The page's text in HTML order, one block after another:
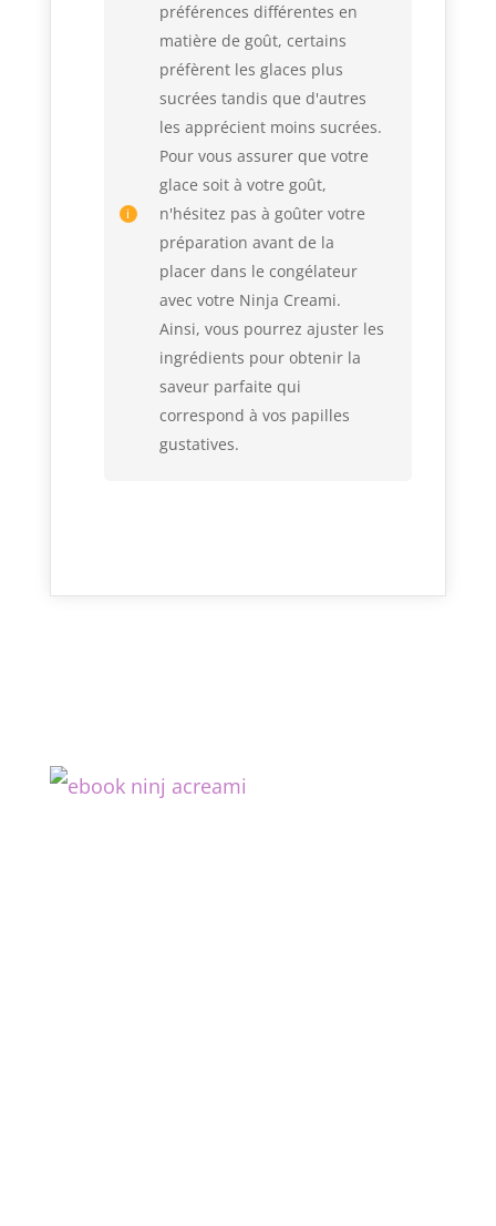
préférences différentes en
matière de goût, certains
préfèrent les glaces plus
sucrées tandis que d'autres
les apprécient moins sucrées.
Pour vous assurer que votre
glace soit à votre goût,
n'hésitez pas à goûter votre
préparation avant de la
placer dans le congélateur
avec votre Ninja Creami.
Ainsi, vous pourrez ajuster les
ingrédients pour obtenir la
saveur parfaite qui
correspond à vos papilles
gustatives.